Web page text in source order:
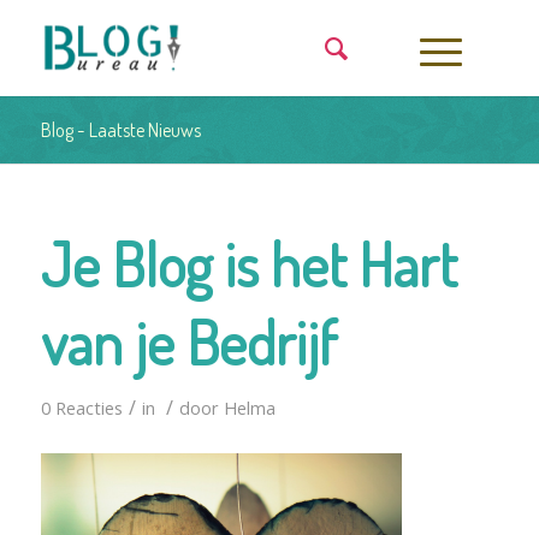
Blog - Laatste Nieuws
Je Blog is het Hart
van je Bedrijf
0 Reacties / in / door Helma